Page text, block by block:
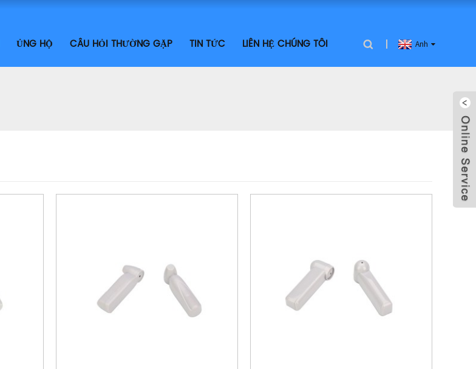
ỦNG HỘ CÂU HỎI THƯỜNG GẶP TIN TỨC LIÊN HỆ CHÚNG TÔI Anh